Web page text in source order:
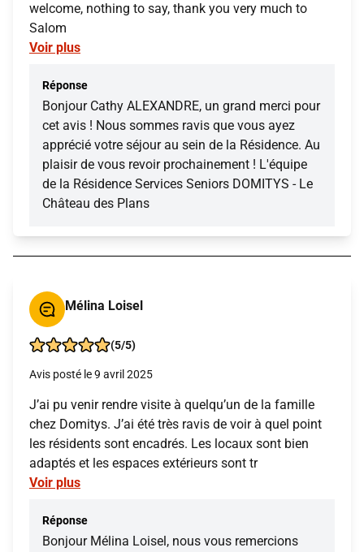
welcome, nothing to say, thank you very much to
Salom
Voir plus
Réponse
Bonjour Cathy ALEXANDRE, un grand merci pour
cet avis ! Nous sommes ravis que vous ayez
apprécié votre séjour au sein de la Résidence. Au
plaisir de vous revoir prochainement ! L'équipe
de la Résidence Services Seniors DOMITYS - Le
Château des Plans
Mélina Loisel
(5/5)
Avis posté le 9 avril 2025
J’ai pu venir rendre visite à quelqu’un de la famille
chez Domitys. J’ai été très ravis de voir à quel point
les résidents sont encadrés. Les locaux sont bien
adaptés et les espaces extérieurs sont tr
Voir plus
Réponse
Bonjour Mélina Loisel, nous vous remercions